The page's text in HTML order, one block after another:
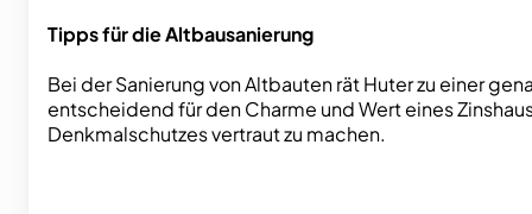
Tipps für die Altbausanierung
Bei der Sanierung von Altbauten rät Huter zu einer
entscheidend für den Charme und Wert eines
Denkmalschutzes vertraut zu machen.